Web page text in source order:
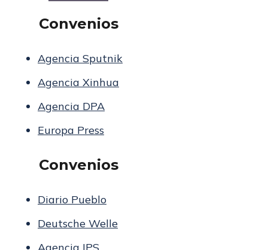
Convenios
Agencia Sputnik
Agencia Xinhua
Agencia DPA
Europa Press
Convenios
Diario Pueblo
Deutsche Welle
Agencia IPS